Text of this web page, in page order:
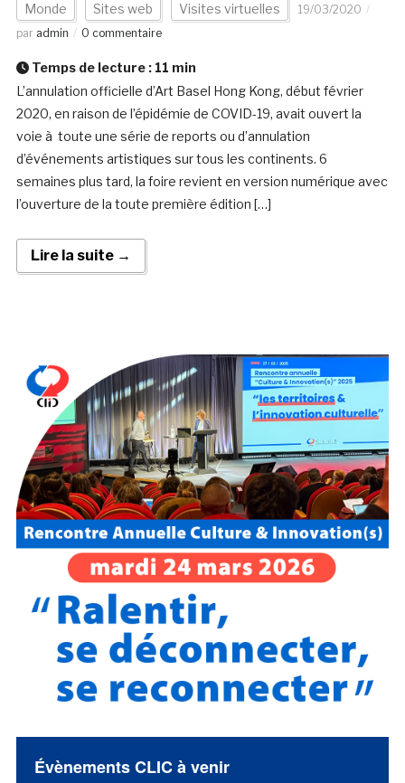
Monde Sites web Visites virtuelles
19/03/2020
par admin 0 commentaire
Temps de lecture : 11 min
L’annulation officielle d’Art Basel Hong Kong, début février
2020, en raison de l’épidémie de COVID-19, avait ouvert la
voie à toute une série de reports ou d’annulation
d’événements artistiques sur tous les continents. 6
semaines plus tard, la foire revient en version numérique avec
l’ouverture de la toute première édition […]
Lire la suite →
Évènements CLIC à venir